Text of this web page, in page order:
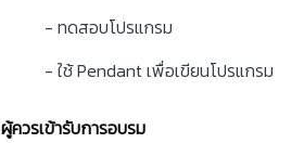
- ทดสอบโปรแกรม
- ใช้ Pendant เพื่อเขียนโปรแกรม
ผู้ควรเข้ารับการอบรม